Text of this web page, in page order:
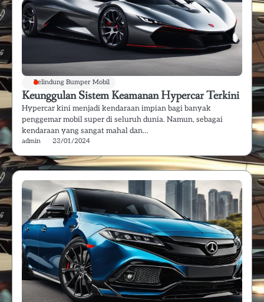
Pelindung Bumper Mobil
Keunggulan Sistem Keamanan Hypercar Terkini
Hypercar kini menjadi kendaraan impian bagi banyak
penggemar mobil super di seluruh dunia. Namun, sebagai
kendaraan yang sangat mahal dan…
admin 23/01/2024